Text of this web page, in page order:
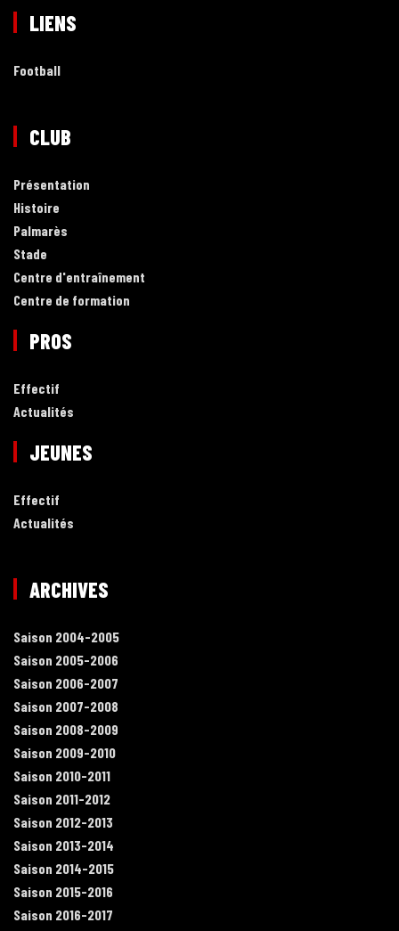
LIENS
Football
CLUB
Présentation
Histoire
Palmarès
Stade
Centre d'entraînement
Centre de formation
PROS
Effectif
Actualités
JEUNES
Effectif
Actualités
ARCHIVES
Saison 2004-2005
Saison 2005-2006
Saison 2006-2007
Saison 2007-2008
Saison 2008-2009
Saison 2009-2010
Saison 2010-2011
Saison 2011-2012
Saison 2012-2013
Saison 2013-2014
Saison 2014-2015
Saison 2015-2016
Saison 2016-2017